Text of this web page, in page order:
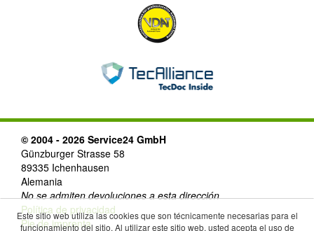
© 2004 - 2026 Service24 GmbH
Günzburger Strasse 58
89335 Ichenhausen
Alemania
No se admiten devoluciones a esta dirección
Política de privacidad
Pie de imprenta
Este sitio web utiliza las cookies que son técnicamente necesarias para el
funcionamiento del sitio. Al utilizar este sitio web, usted acepta el uso de